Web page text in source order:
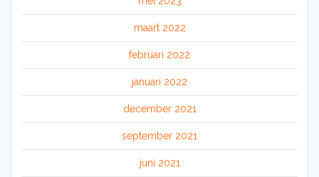
maart 2022
februari 2022
januari 2022
december 2021
september 2021
juni 2021